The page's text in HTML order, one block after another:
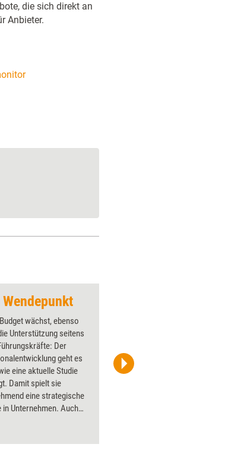
die sich direkt an
Anbieter.
wächst, ebenso
Unterstützung seitens
Der
geht es
eine aktuelle Studie
Damit spielt sie
eine strategische
in Unternehmen. Auch
Sascha Schürmann